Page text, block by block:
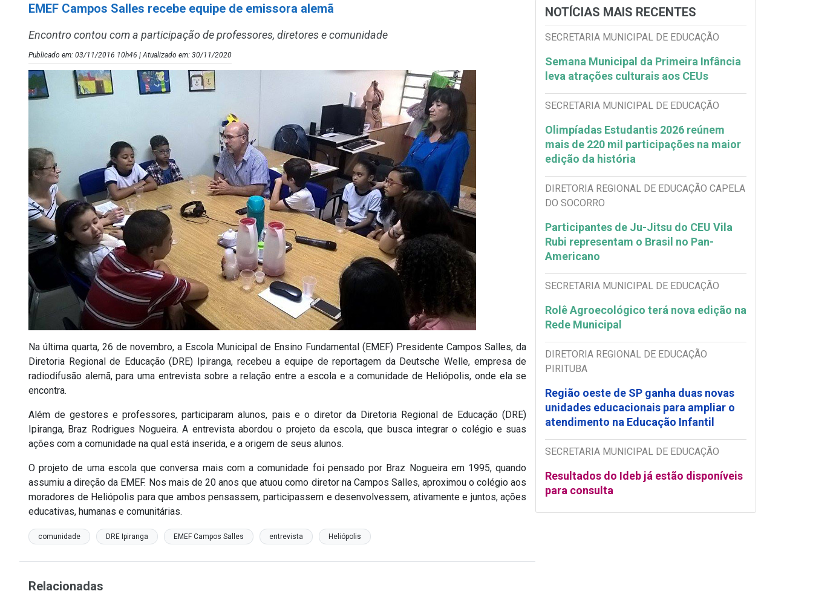
EMEF Campos Salles recebe equipe de emissora alemã
Encontro contou com a participação de professores, diretores e comunidade
Publicado em: 03/11/2016 10h46 | Atualizado em: 30/11/2020
Na última quarta, 26 de novembro, a Escola Municipal de Ensino Fundamental (EMEF) Presidente Campos Salles, da
Diretoria Regional de Educação (DRE) Ipiranga, recebeu a equipe de reportagem da Deutsche Welle, empresa de
radiodifusão alemã, para uma entrevista sobre a relação entre a escola e a comunidade de Heliópolis, onde ela se
encontra.
Além de gestores e professores, participaram alunos, pais e o diretor da Diretoria Regional de Educação (DRE)
Ipiranga, Braz Rodrigues Nogueira. A entrevista abordou o projeto da escola, que busca integrar o colégio e suas
ações com a comunidade na qual está inserida, e a origem de seus alunos.
O projeto de uma escola que conversa mais com a comunidade foi pensado por Braz Nogueira em 1995, quando
assumiu a direção da EMEF. Nos mais de 20 anos que atuou como diretor na Campos Salles, aproximou o colégio aos
moradores de Heliópolis para que ambos pensassem, participassem e desenvolvessem, ativamente e juntos, ações
educativas, humanas e comunitárias.
comunidade DRE Ipiranga EMEF Campos Salles entrevista Heliópolis
NOTÍCIAS MAIS RECENTES
SECRETARIA MUNICIPAL DE EDUCAÇÃO
Semana Municipal da Primeira Infância
leva atrações culturais aos CEUs
SECRETARIA MUNICIPAL DE EDUCAÇÃO
Olimpíadas Estudantis 2026 reúnem
mais de 220 mil participações na maior
edição da história
DIRETORIA REGIONAL DE EDUCAÇÃO CAPELA
DO SOCORRO
Participantes de Ju-Jitsu do CEU Vila
Rubi representam o Brasil no Pan-
Americano
SECRETARIA MUNICIPAL DE EDUCAÇÃO
Rolê Agroecológico terá nova edição na
Rede Municipal
DIRETORIA REGIONAL DE EDUCAÇÃO
PIRITUBA
Região oeste de SP ganha duas novas
unidades educacionais para ampliar o
atendimento na Educação Infantil
SECRETARIA MUNICIPAL DE EDUCAÇÃO
Resultados do Ideb já estão disponíveis
para consulta
Relacionadas